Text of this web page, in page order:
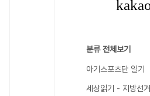
분류 전체보기
아기스포츠단 일기
세상읽기 - 지방선거